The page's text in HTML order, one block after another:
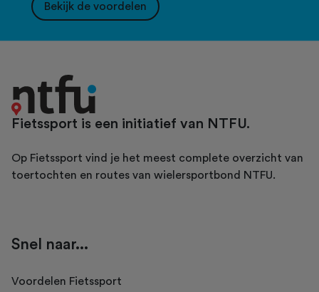
Bekijk de voordelen
Fietssport is een initiatief van NTFU.
Op Fietssport vind je het meest complete overzicht van
toertochten en routes van wielersportbond NTFU.
Snel naar...
Voordelen Fietssport